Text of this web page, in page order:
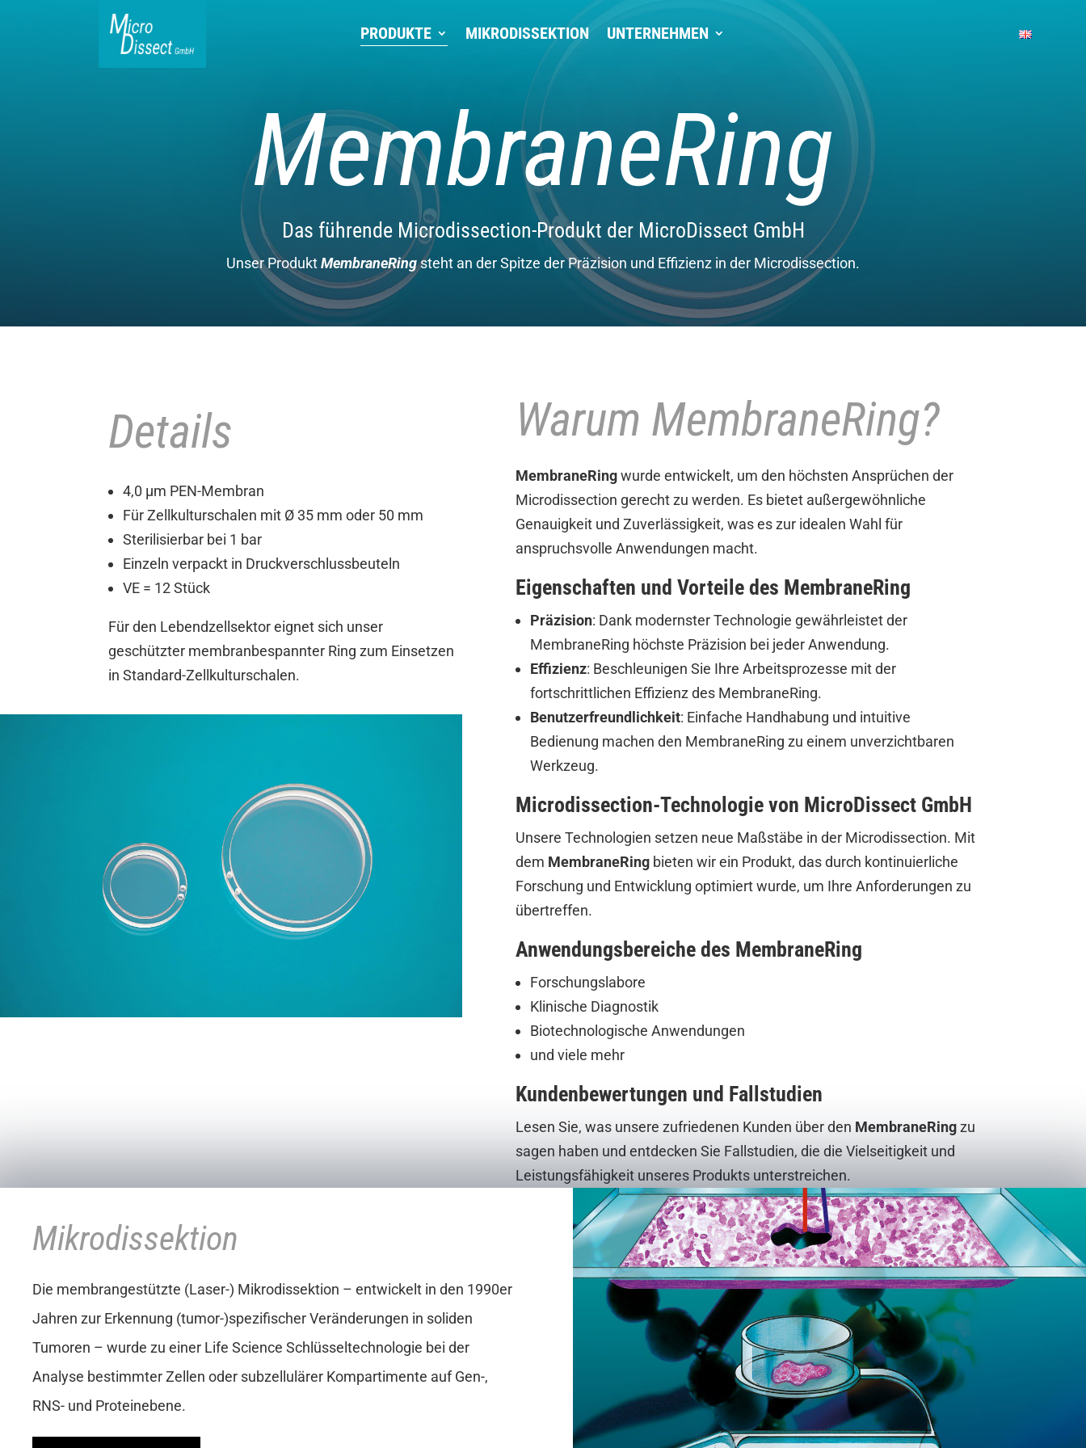
PRODUKTE MIKRODISSEKTION UNTERNEHMEN
MembraneRing
Das führende Microdissection-Produkt der MicroDissect GmbH
Unser ProduktMembraneRingsteht an der Spitze der Präzision und Effizienz in der Microdissection.
Details
4,0 µm PEN-Membran
Für Zellkulturschalen mit Ø 35 mm oder 50 mm
Sterilisierbar bei 1 bar
Einzeln verpackt in Druckverschlussbeuteln
VE = 12 Stück
Für den Lebendzellsektor eignet sich unser
geschützter membranbespannter Ring zum Einsetzen
in Standard-Zellkulturschalen.
Warum MembraneRing?
MembraneRingwurde entwickelt, um den höchsten Ansprüchen der
Microdissection gerecht zu werden. Es bietet außergewöhnliche
Genauigkeit und Zuverlässigkeit, was es zur idealen Wahl für
anspruchsvolle Anwendungen macht.
Eigenschaften und Vorteile des MembraneRing
Präzision: Dank modernster Technologie gewährleistet der
MembraneRing höchste Präzision bei jeder Anwendung.
Effizienz: Beschleunigen Sie Ihre Arbeitsprozesse mit der
fortschrittlichen Effizienz des MembraneRing.
Benutzerfreundlichkeit: Einfache Handhabung und intuitive
Bedienung machen den MembraneRing zu einem unverzichtbaren
Werkzeug.
Microdissection-Technologie von MicroDissect GmbH
Unsere Technologien setzen neue Maßstäbe in der Microdissection. Mit
dem MembraneRing bieten wir ein Produkt, das durch kontinuierliche
Forschung und Entwicklung optimiert wurde, um Ihre Anforderungen zu
übertreffen.
Anwendungsbereiche des MembraneRing
Forschungslabore
Klinische Diagnostik
Biotechnologische Anwendungen
und viele mehr
Kundenbewertungen und Fallstudien
Lesen Sie, was unsere zufriedenen Kunden über den MembraneRingzu
sagen haben und entdecken Sie Fallstudien, die die Vielseitigkeit und
Leistungsfähigkeit unseres Produkts unterstreichen.
Mikrodissektion
Die membrangestützte (Laser-) Mikrodissektion – entwickelt in den 1990er
Jahren zur Erkennung (tumor-)spezifischer Veränderungen in soliden
Tumoren – wurde zu einer Life Science Schlüsseltechnologie bei der
Analyse bestimmter Zellen oder subzellulärer Kompartimente auf Gen-,
RNS- und Proteinebene.